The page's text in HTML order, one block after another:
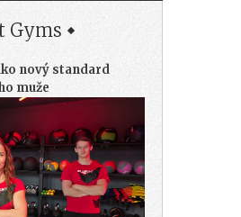
Gyms
nový standard
muže